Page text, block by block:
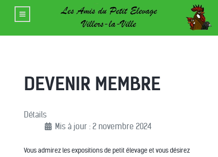
DEVENIR MEMBRE
Détails
Mis à jour : 2 novembre 2024
Vous admirez les expositions de petit élevage et vous désirez